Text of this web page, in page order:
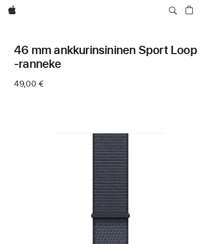
Apple
46 mm ankkurinsininen Sport Loop
‑ranneke
49,00 €